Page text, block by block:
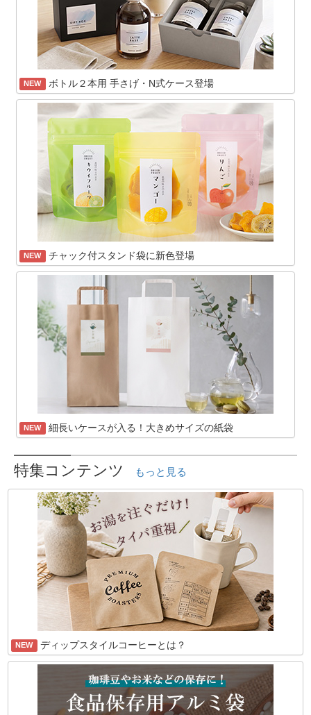
NEW ボトル２本用 手さげ・N式ケース登場
NEW チャック付スタンド袋に新色登場
NEW 細長いケースが入る！大きめサイズの紙袋
特集コンテンツ もっと見る
NEW ディップスタイルコーヒーとは？